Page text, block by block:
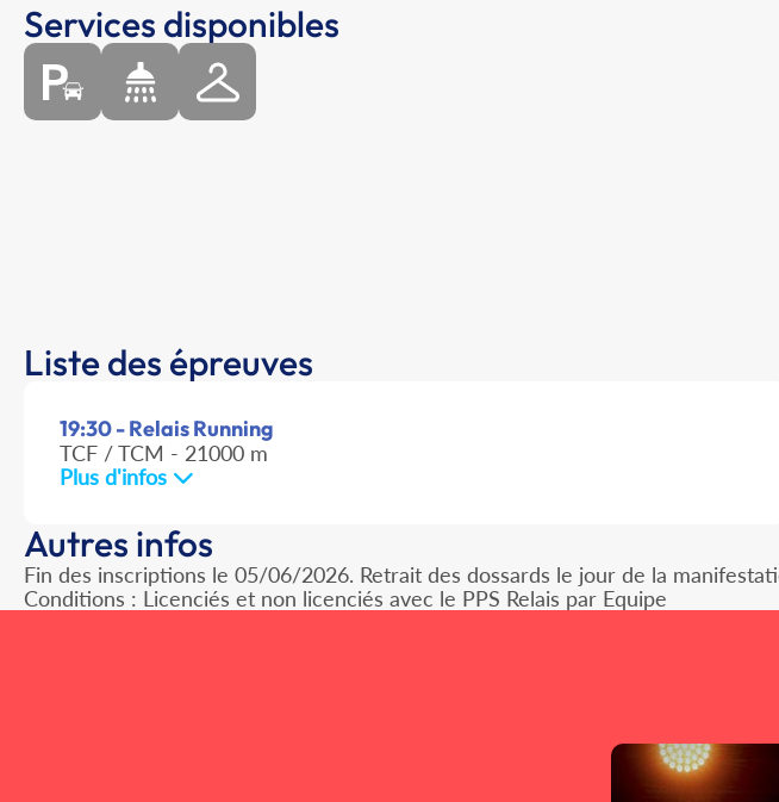
Services disponibles
Liste des épreuves
19:30 - Relais Running
TCF / TCM - 21000 m
Plus d'infos
Autres infos
Fin des inscriptions le 05/06/2026. Retrait des dossards le jour de la
Conditions : Licenciés et non licenciés avec le PPS Relais par Equipe